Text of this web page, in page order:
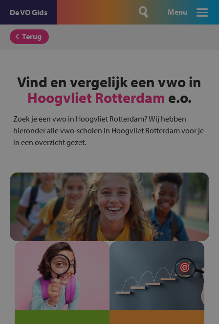
De VO Gids Menu
Terug
Vind en vergelijk een vwo in
Hoogvliet Rotterdam e.o.
Zoek je een vwo in Hoogvliet Rotterdam? Wij hebben
hieronder alle vwo-scholen in Hoogvliet Rotterdam voor je
in een overzicht gezet.